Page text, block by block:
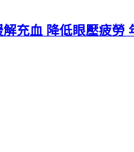
充血 降低眼壓疲